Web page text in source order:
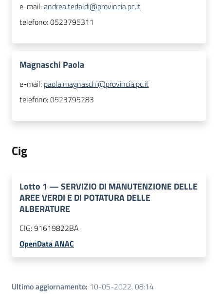
e-mail:andrea.tedaldi@provincia.pc.it
telefono:0523795311
Magnaschi Paola
e-mail: paola.magnaschi@provincia.pc.it
telefono:0523795283
Cig
Lotto 1 —SERVIZIO DI MANUTENZIONE DELLE
AREE VERDI E DI POTATURA DELLE
ALBERATURE
CIG:91619822BA
OpenData ANAC
Ultimo aggiornamento: 10-05-2022, 08:14